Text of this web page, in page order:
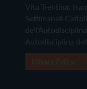
Vita Trentina,
Settimanali
Autodisciplina